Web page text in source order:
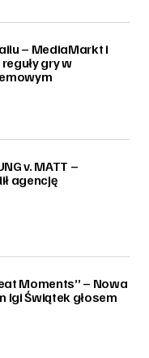
– MediaMarkt i
gry w
v. MATT –
agencję
Moments” – Nowa
Igi Świątek głosem